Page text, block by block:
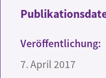
Veröffentlichung:
7. April 2017